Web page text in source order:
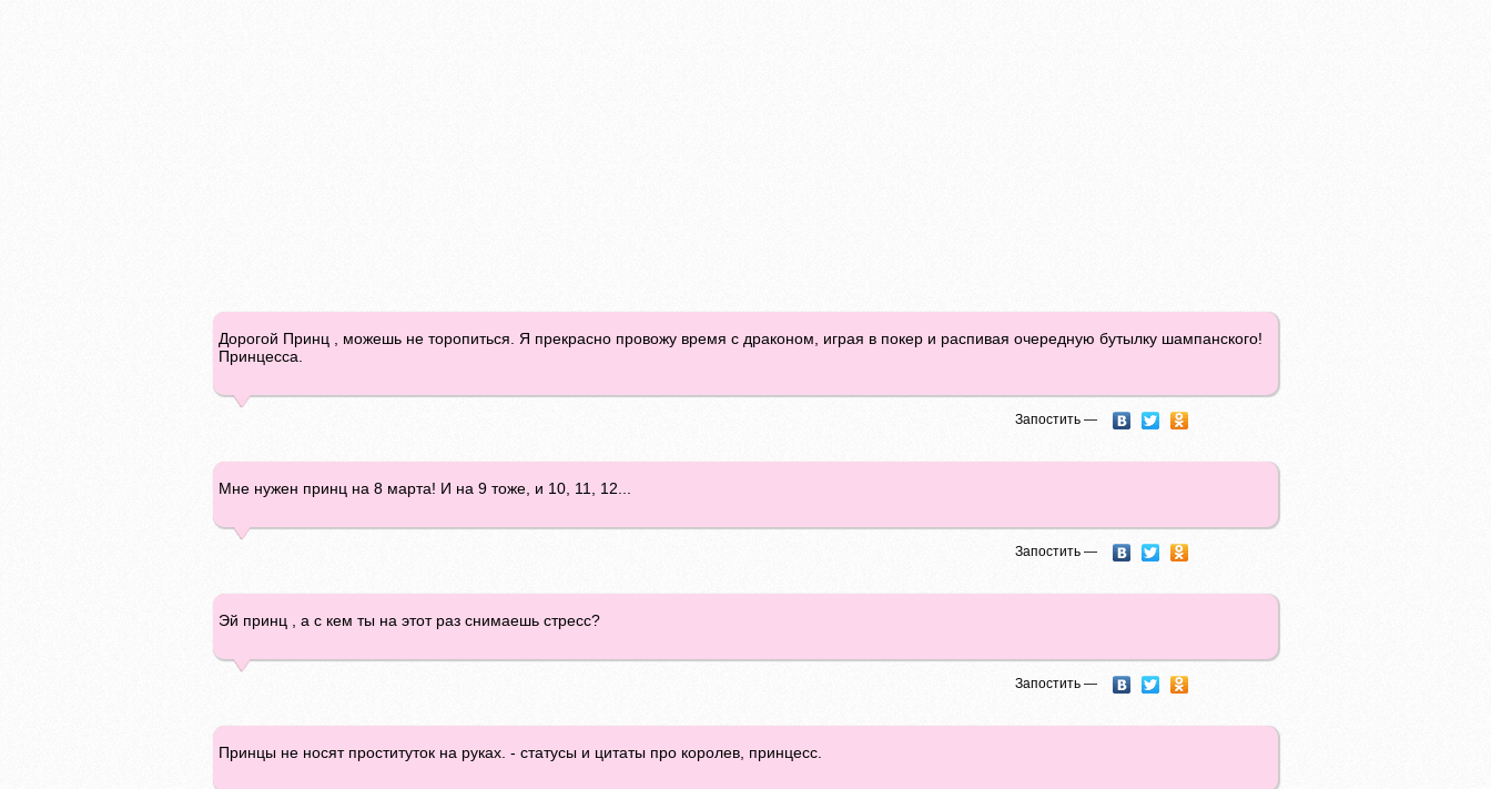
Дорогой Принц , можешь не торопиться. Я прекрасно провожу время с драконом, играя в покер и распивая очередную бутылку шампанского!
Принцесса.
Запостить —
Мне нужен принц на 8 марта! И на 9 тоже, и 10, 11, 12...
Запостить —
Эй принц , а с кем ты на этот раз снимаешь стресс?
Запостить —
Принцы не носят проституток на руках. - статусы и цитаты про королев, принцесс.